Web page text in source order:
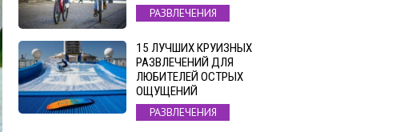
РАЗВЛЕЧЕНИЯ
15 ЛУЧШИХ КРУИЗНЫХ
РАЗВЛЕЧЕНИЙ ДЛЯ
ЛЮБИТЕЛЕЙ ОСТРЫХ
ОЩУЩЕНИЙ
РАЗВЛЕЧЕНИЯ